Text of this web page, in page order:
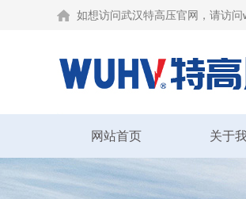
如想访问武汉特高压官网，请访问
网站首页 关于